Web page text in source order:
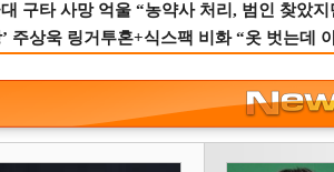
구타 사망 억울 “농약사 처리, 범인 찾았
주상욱 링거투혼+식스팩 비화 “옷 벗는데